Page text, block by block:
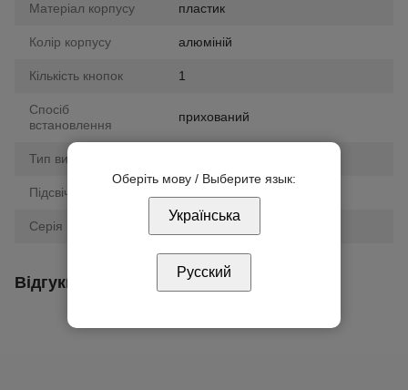
Матеріал корпусу пластик
Колір корпусу алюміній
Кількість кнопок 1
Спосіб
встановлення
прихований
Тип вимикача
Підсвічування
Серія Unica
Відгуки
Оберіть мову / Выберите язык:
Українська
Русский